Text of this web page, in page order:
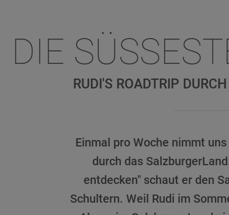
DIE
RUDI'S ROADTRIP
Einmal pro Woche nimmt
durch das
entdecken" schaut er den
Schultern. Weil Rudi im